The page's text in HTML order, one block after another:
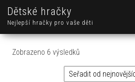
Dětské hračky
Nejlepší hračky pro vaše děti
Zobrazeno 6 výsledků